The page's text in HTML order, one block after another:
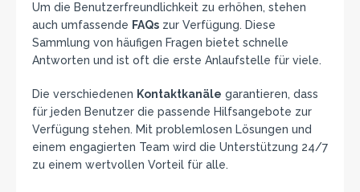
Um die Benutzerfreundlichkeit zu erhöhen, stehen
auch umfassende FAQs zur Verfügung. Diese
Sammlung von häufigen Fragen bietet schnelle
Antworten und ist oft die erste Anlaufstelle für viele.
Die verschiedenen Kontaktkanäle garantieren, dass
für jeden Benutzer die passende Hilfsangebote zur
Verfügung stehen. Mit problemlosen Lösungen und
einem engagierten Team wird die Unterstützung 24/7
zu einem wertvollen Vorteil für alle.